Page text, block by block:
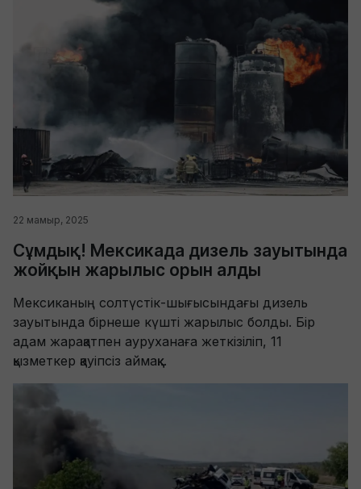
22 мамыр, 2025
Сұмдық! Мексикада дизель зауытында
жойқын жарылыс орын алды
Мексиканың солтүстік-шығысындағы дизель
зауытында бірнеше күшті жарылыс болды. Бір
адам жарақатпен ауруханаға жеткізіліп, 11
қызметкер қауіпсіз аймаққ...